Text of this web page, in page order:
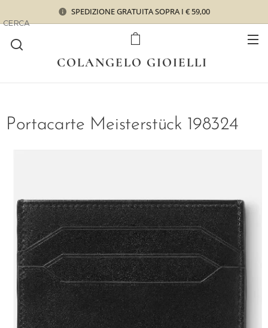
SPEDIZIONE GRATUITA SOPRA I € 59,00
COLANGELO GIOIELLI
CERCA
Portacarte Meisterstück 198324